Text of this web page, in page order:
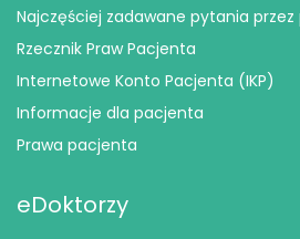
Najczęściej zadawane pytania
Rzecznik Praw Pacjenta
Internetowe Konto Pacjenta (IKP)
Informacje dla pacjenta
Prawa pacjenta
eDoktorzy